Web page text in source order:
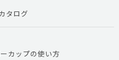
タログ
カップの使い方